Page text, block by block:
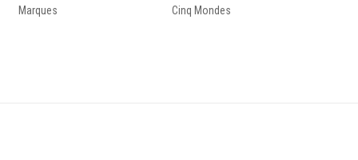
Marques Cinq Mondes